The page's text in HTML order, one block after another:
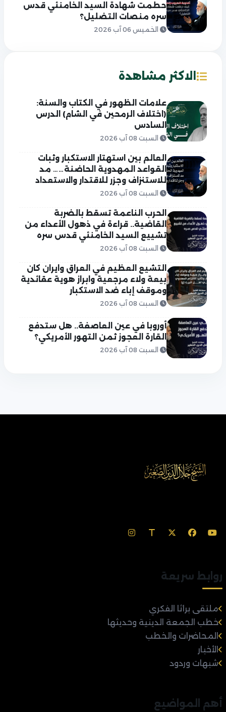
حطمت شهادة السيد الخامنئي قدس
سره منصات التضليل؟
الخميس 06 آب 2026
الاكثر مشاهدة
علامات الظهور في الكتاب والسنة:
(اختلاف الرمحين في الشام) الدرس
السادس
السبت 08 آب 2026
العالم بين استهتار الاستكبار وثبات
القواعد المهدوية الحاضنة…… مد
للاستنزاف وجزر للاقتدار والاستعداد
السبت 08 آب 2026
الحرب الناعمة تسقط بالضربة
القاضية.. قراءة في ذهول الأعداء من
تشييع السيد الخامنئي قدس سره
السبت 08 آب 2026
التشيع العظيم في العراق وايران كان
بيعة ولاء مرجعية وابراز هوية عقائدية
وموقف إباء ضد الاستكبار
السبت 08 آب 2026
أوروبا في عين العاصفة.. هل ستدفع
القارة العجوز ثمن التهور الأمريكي؟
السبت 08 آب 2026
روابط سريعة
ملتقى براثا الفكري
خطب الجمعة الدينية وحديثها
المحاضرات والخطب
الأخبار
شبهات وردود
أهم المواضيع